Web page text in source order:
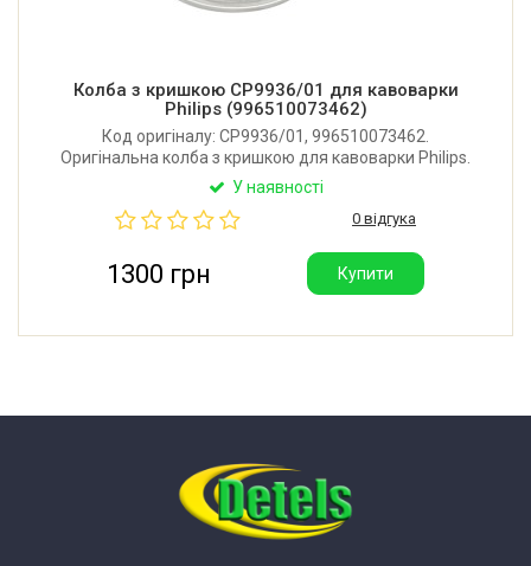
Колба з кришкою CP9936/01 для кавоварки
Philips (996510073462)
Код оригіналу: CP9936/01, 996510073462.
Оригінальна колба з кришкою для кавоварки Philips.
У наявності
0 відгука
1300 грн Купити